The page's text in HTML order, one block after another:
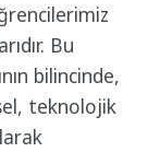
Bu
bilincinde,
teknolojik